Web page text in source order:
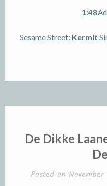
Kermit
November
Ongelofelijk wat zich